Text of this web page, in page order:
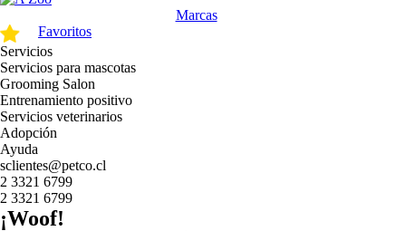
Marcas
Favoritos
Servicios
Servicios para mascotas
Grooming Salon
Entrenamiento positivo
Servicios veterinarios
Adopción
Ayuda
sclientes@petco.cl
2 3321 6799
2 3321 6799
¡Woof!